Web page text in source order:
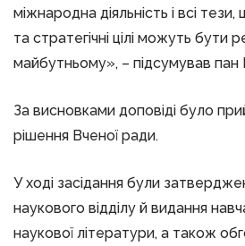
міжнародна діяльність і всі
та стратегічні цілі можуть бути
майбутньому», – підсумував пан
За висновками доповіді було
рішення Вченої ради.
У ході засідання були
наукового відділу й видання
наукової літератури, а також